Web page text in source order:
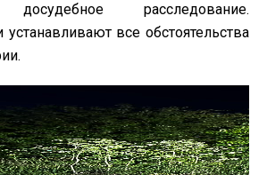
досудебное расследование.
устанавливают все обстоятельства